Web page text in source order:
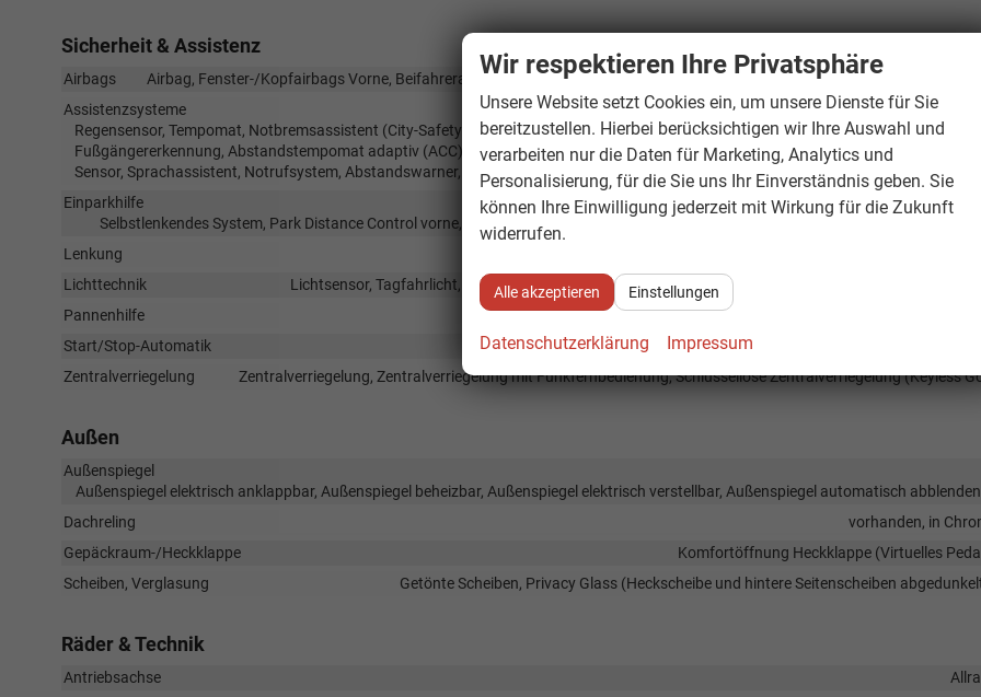
Sicherheit & Assistenz
Airbags
Airbag, Fenster-/Kopfairbags Vorne, Beifahrerairbag abschaltbar, Seitenairbags Vorne, Seitenairbags Hinten, Beifahrerairbag
Assistenzsysteme
Regensensor, Tempomat, Notbremsassistent (City-Safety), Berganfahrassistent, Spurhalteassistent, Spurwechselassistent,
Fußgängererkennung, Abstandstempomat adaptiv (ACC), Verkehrzeichenerkennung, Toter-Winkel-Assistent, Müdigkeitserkennungs-
Sensor, Sprachassistent, Notrufsystem, Abstandswarner, Geschwindigkeitsbegrenzer
Einparkhilfe
Selbstlenkendes System, Park Distance Control vorne, Park Distance Control hinten, Rückfahrkamera, 360°-Kamera (Surround View)
Lenkung
Lichttechnik
Lichtsensor, Tagfahrlicht, LED-Rückleuchten, LED-Scheinwerfer, LED-Tagfahrlicht, Voll-LED Scheinwerfer
Pannenhilfe
Start/Stop-Automatik
Zentralverriegelung
Zentralverriegelung, Zentralverriegelung mit Funkfernbedienung, Schlüssellose Zentralverriegelung (Keyless
Außen
Außenspiegel
Außenspiegel elektrisch anklappbar, Außenspiegel beheizbar, Außenspiegel elektrisch verstellbar, Außenspiegel automatisch
Dachreling
vorhanden, in
Gepäckraum-/Heckklappe
Komfortöffnung Heckklappe (Virtuelles
Scheiben, Verglasung
Getönte Scheiben, Privacy Glass (Heckscheibe und hintere Seitenscheiben
Räder & Technik
Antriebsachse
Wir respektieren Ihre Privatsphäre
Unsere Website setzt Cookies ein, um unsere Dienste für Sie
bereitzustellen. Hierbei berücksichtigen wir Ihre Auswahl und
verarbeiten nur die Daten für Marketing, Analytics und
Personalisierung, für die Sie uns Ihr Einverständnis geben. Sie
können Ihre Einwilligung jederzeit mit Wirkung für die Zukunft
widerrufen.
Alle akzeptieren Einstellungen
Datenschutzerklärung Impressum